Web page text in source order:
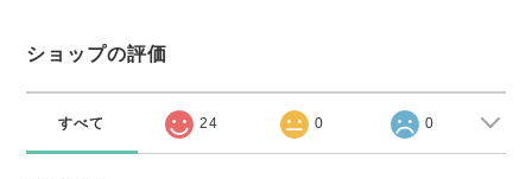
ショップの評価
すべて 24 0 0